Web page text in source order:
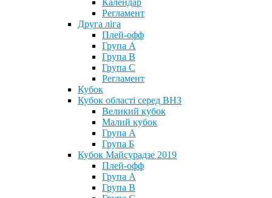
Календар
Регламент
Друга ліга
Плей-офф
Група А
Група В
Група С
Регламент
Кубок
Кубок області серед ВНЗ
Великий кубок
Малий кубок
Група А
Група Б
Кубок Майсурадзе 2019
Плей-офф
Група А
Група В